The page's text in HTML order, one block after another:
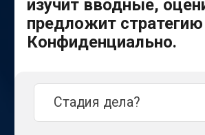
ПОЛУЧИТЬ АНАЛИЗ
Нужна помощь прямо сейчас?